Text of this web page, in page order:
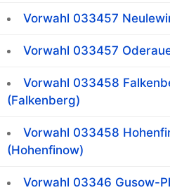
Vorwahl 033457
Vorwahl 033457
Vorwahl 033458
(Falkenberg)
Vorwahl 033458
(Hohenfinow)
Vorwahl 03346 Gusow-